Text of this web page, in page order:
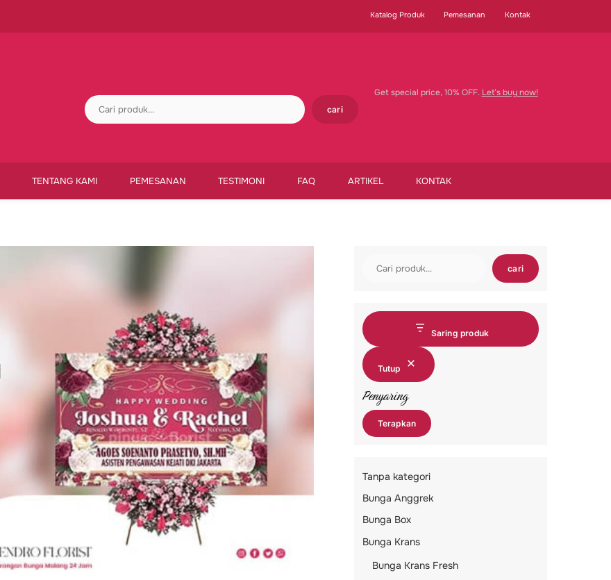
Katalog Produk Pemesanan Kontak
TENTANG KAMI PEMESANAN TESTIMONI FAQ ARTIKEL KONTAK
cari
Get special price, 10% OFF. Let’s buy now!
cari
Saring produk
Tutup
Penyaring
Terapkan
Tanpa kategori
Bunga Anggrek
Bunga Box
Bunga Krans
Bunga Krans Fresh